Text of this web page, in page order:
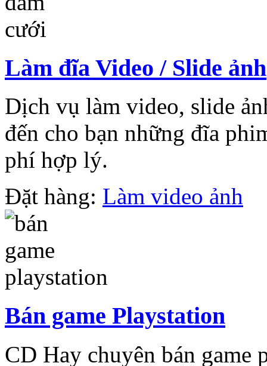
Làm đĩa Video / Slide ảnh
Dịch vụ làm video, slide
đến cho bạn những đĩa
phí hợp lý.
Đặt hàng: Làm video ảnh
Bán game Playstation
CD Hay chuyên bán game